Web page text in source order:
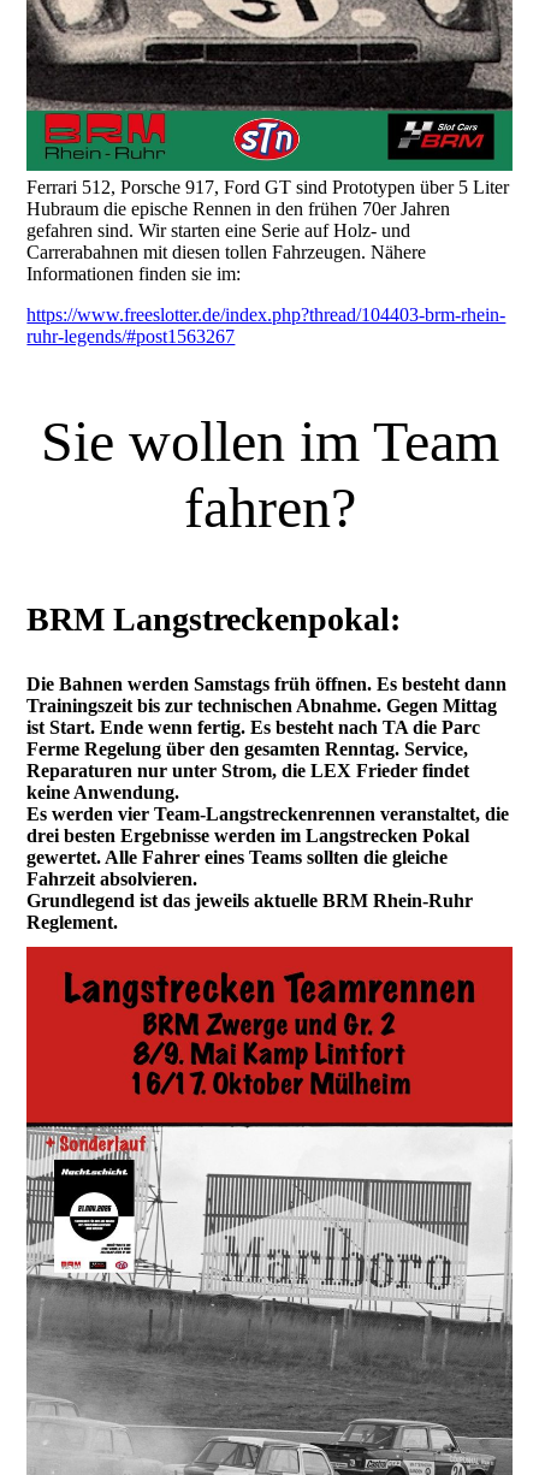
Ferrari 512, Porsche 917, Ford GT sind Prototypen über 5 Liter
Hubraum die epische Rennen in den frühen 70er Jahren
gefahren sind. Wir starten eine Serie auf Holz- und
Carrerabahnen mit diesen tollen Fahrzeugen. Nähere
Informationen finden sie im:
https://www.freeslotter.de/index.php?thread/104403-brm-rhein-
ruhr-legends/#post1563267
Sie wollen im Team
fahren?
BRM Langstreckenpokal:
Die Bahnen werden Samstags früh öffnen. Es besteht dann
Trainingszeit bis zur technischen Abnahme. Gegen Mittag
ist Start. Ende wenn fertig. Es besteht nach TA die Parc
Ferme Regelung über den gesamten Renntag. Service,
Reparaturen nur unter Strom, die LEX Frieder findet
keine Anwendung.
Es werden vier Team-Langstreckenrennen veranstaltet, die
drei besten Ergebnisse werden im Langstrecken Pokal
gewertet. Alle Fahrer eines Teams sollten die gleiche
Fahrzeit absolvieren.
Grundlegend ist das jeweils aktuelle BRM Rhein-Ruhr
Reglement.